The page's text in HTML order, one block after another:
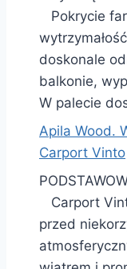
Pokrycie
doskonale
balkonie,
W palecie
Apila Wood.
Carport Vinto
Carport
przed